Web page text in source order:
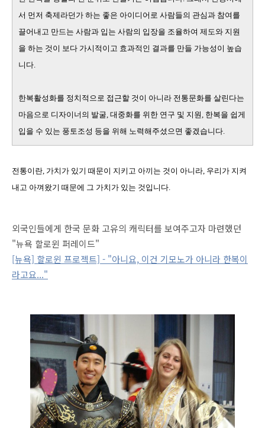
서 먼저 축제라던가 하는 좋은 아이디어로 사람들의 관심과 참여를
끌어내고 만드는 사람과 입는 사람의 입장을 조율하여 제도와 지원
을 하는 것이 보다 가시적이고 효과적인 결과를 만들 가능성이 높습
니다
한복활성화를 정치적으로 접근할 것이 아니라 전통문화를 살린다는
마음으로 디자이너의 발굴 대중화를 위한 연구 및 지원 한복을 쉽게
입을 수 있는 풍토조성 등을 위해 노력해주셨으면 좋겠습니다
전통이란, 가치가 있기 때문이 지키고 아끼는 것이 아니라, 우리가 지켜
내고 아껴왔기 때문에 그 가치가 있는 것입니다.
외국인들에게 한국 문화 고유의 캐릭터를 보여주고자 마련했던
"뉴욕 할로윈 퍼레이드"
[뉴욕] 할로윈 프로젝트] - "아니요, 이건 기모노가 아니라 한복이
라고요..."